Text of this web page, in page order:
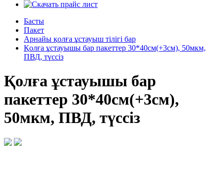
Басты
Пакет
Арнайы қолға ұстауыш тілігі бар
Қолға ұстауышы бар пакеттер 30*40см(+3см), 50мкм,
ПВД, түссіз
Қолға ұстауышы бар
пакеттер 30*40см(+3см),
50мкм, ПВД, түссіз